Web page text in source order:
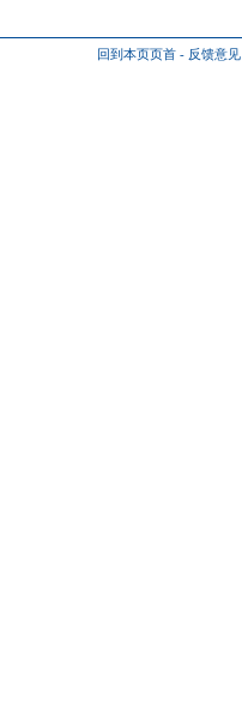
回到本页页首 - 反馈意见